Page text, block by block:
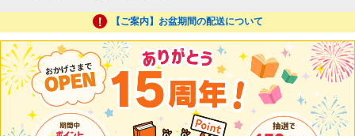
【ご案内】お盆期間の配送について